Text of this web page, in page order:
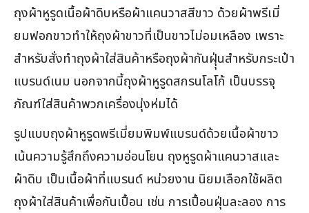
ถุงผ้าหูรูดเนื้อผ้าดิบหรือผ้าแคนวาสสีขาว ด้วยผ้าพรีเมี่
ยมฟอกขาวทำให้ถุงผ้าขาวที่เป็นขาวไม่อมเหลือง เพราะ
สำหรับสั่งทำถุงผ้าใส่สินค้าหรือถุงผ้ากันฝุุ่นสำหรับกระเป๋า
แบรนด์เนม นอกจากนี้ถุงผ้าหูรูดสกรนโลโก้ เป็นบรรจุ
ภัณฑ์ใส่สินค้าพวกเครื่องนุ่งห่มได้
รูปแบบถุงผ้าหูรูดพรีเมี่ยมพิมพ์แบรนด์ด้วยเนื้อผ้าขาว
เน้นความรู้สึกถึงความอ่อนโยน ถุงหูรูดผ้าแคนวาสและ
ผ้าดิบ เป็นเนื้อผ้าที่แบรนด์ หน่วยงาน นิยมเลือกใช้ผลิต
ถุงผ้าใส่สินค้าเพื่อกันเปื้อน เช่น การเปื้อนฝุ่นละลอง การ